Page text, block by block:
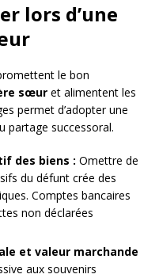
lors d’une
le bon
sœur et alimentent les
permet d’adopter une
partage successoral.
des biens : Omettre de
du défunt crée des
Comptes bancaires
non déclarées
et valeur marchande
aux souvenirs